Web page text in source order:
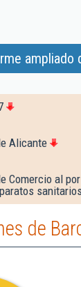
ampliado
Alicante
Comercio al
sanitarios
de